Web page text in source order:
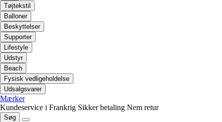
Tøjtekstil
Balloner
Beskyttelser
Supporter
Lifestyle
Udstyr
Beach
Fysisk vedligeholdelse
Udsalgsvarer
Mærker
Kundeservice i Frankrig Sikker betaling Nem retur
Søg